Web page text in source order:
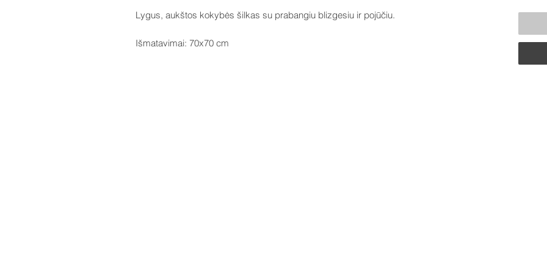
​Lygus, aukštos kokybės šilkas su prabangiu blizgesiu ir pojūčiu.
​Išmatavimai: 70x70 cm